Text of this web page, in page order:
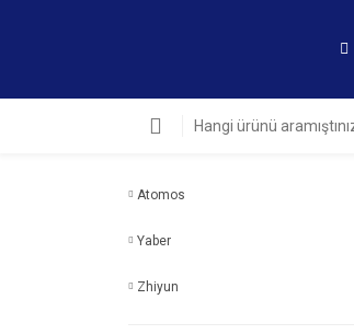
Atomos
Yaber
Zhiyun